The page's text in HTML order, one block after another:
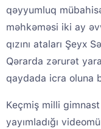
qəyyumluq
məhkəməsi iki ay
qızını ataları Şeyx
Qərarda zərurət
qaydada icra oluna
Keçmiş milli
yayımladığı